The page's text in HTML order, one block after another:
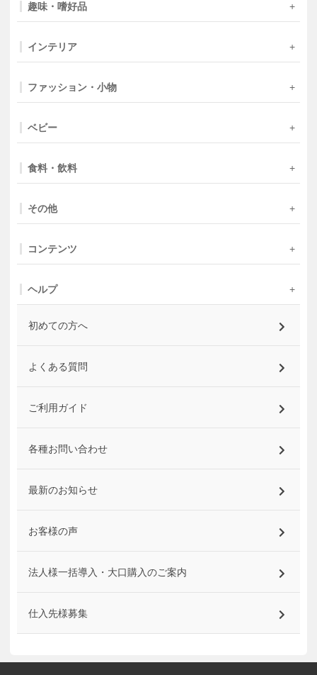
趣味・嗜好品
インテリア
ファッション・小物
ベビー
食料・飲料
その他
コンテンツ
ヘルプ
初めての方へ
よくある質問
ご利用ガイド
各種お問い合わせ
最新のお知らせ
お客様の声
法人様一括導入・大口購入のご案内
仕入先様募集